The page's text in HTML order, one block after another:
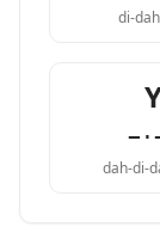
di-
dah-di-